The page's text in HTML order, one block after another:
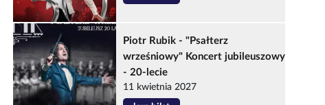
Piotr Rubik - "Psałterz
wrześniowy" Koncert jubileuszowy
- 20-lecie
11 kwietnia 2027